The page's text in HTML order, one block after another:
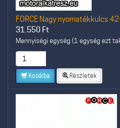
FORCE Nagy nyomatékkulcs
31.550 Ft
Mennyiségi egység (1 egység ezt
Kosárba Részletek